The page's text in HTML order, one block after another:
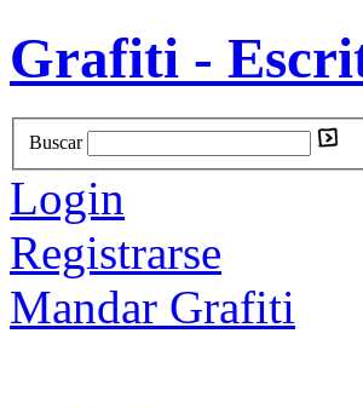
Grafiti -
Buscar
Login
Registrarse
Mandar Grafiti